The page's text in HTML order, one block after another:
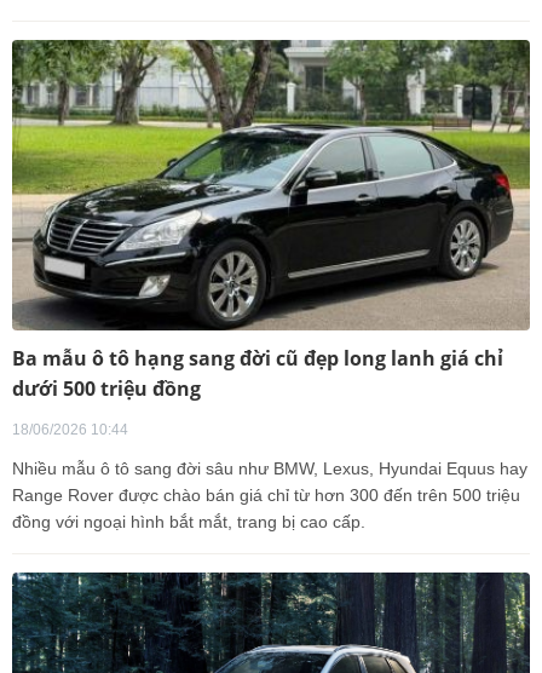
Ba mẫu ô tô hạng sang đời cũ đẹp long lanh giá chỉ
dưới 500 triệu đồng
18/06/2026 10:44
Nhiều mẫu ô tô sang đời sâu như BMW, Lexus, Hyundai Equus hay
Range Rover được chào bán giá chỉ từ hơn 300 đến trên 500 triệu
đồng với ngoại hình bắt mắt, trang bị cao cấp.